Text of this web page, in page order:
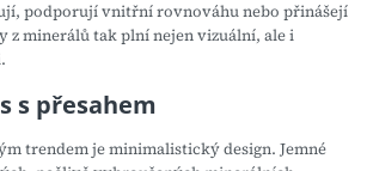
podporují vnitřní rovnováhu nebo přinášejí
z minerálů tak plní nejen vizuální, ale i
s přesahem
trendem je minimalistický design. Jemné